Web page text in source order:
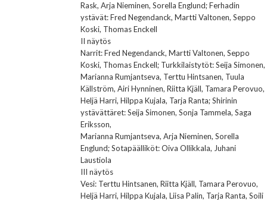
Rask, Arja Nieminen, Sorella Englund; Ferhadin
ystävät: Fred Negendanck, Martti Valtonen, Seppo
Koski, Thomas Enckell
II näytös
Narrit: Fred Negendanck, Martti Valtonen, Seppo
Koski, Thomas Enckell; Turkkilaistytöt: Seija Simonen,
Marianna Rumjantseva, Terttu Hintsanen, Tuula
Källström, Airi Hynninen, Riitta Kjäll, Tamara Perovuo,
Heljä Harri, Hilppa Kujala, Tarja Ranta; Shirinin
ystävättäret: Seija Simonen, Sonja Tammela, Saga
Eriksson,
Marianna Rumjantseva, Arja Nieminen, Sorella
Englund; Sotapäälliköt: Oiva Ollikkala, Juhani
Laustiola
III näytös
Vesi: Terttu Hintsanen, Riitta Kjäll, Tamara Perovuo,
Heljä Harri, Hilppa Kujala, Liisa Palin, Tarja Ranta, Soili